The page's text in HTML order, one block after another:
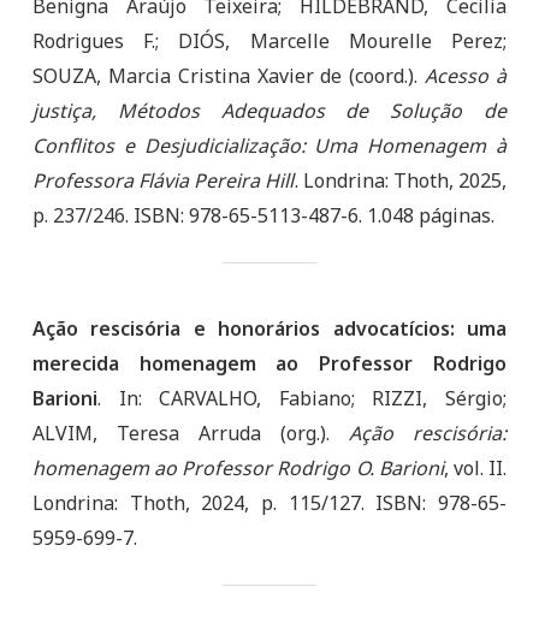
Benigna Araújo Teixeira; HILDEBRAND, Cecilia
Rodrigues F.; DIÓS, Marcelle Mourelle Perez;
SOUZA, Marcia Cristina Xavier de (coord.).Acesso à
justiça, Métodos Adequados de Solução de
Conflitos e Desjudicialização: Uma Homenagem à
Professora Flávia Pereira Hill. Londrina: Thoth, 2025,
p. 237/246. ISBN: 978-65-5113-487-6. 1.048 páginas.
Ação rescisória e honorários advocatícios: uma
merecida homenagem ao Professor Rodrigo
Barioni. In: CARVALHO, Fabiano; RIZZI, Sérgio;
ALVIM, Teresa Arruda (org.). Ação rescisória:
homenagem ao Professor Rodrigo O. Barioni, vol. II.
Londrina: Thoth, 2024, p. 115/127. ISBN: 978-65-
5959-699-7.